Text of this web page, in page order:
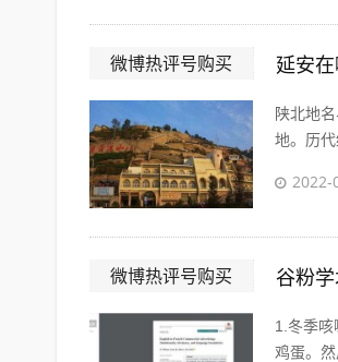
微博热评号购买 延安
陕北地
地。历
2022-
微博热评号购买 谷粉
1.冬季
鸡蛋。